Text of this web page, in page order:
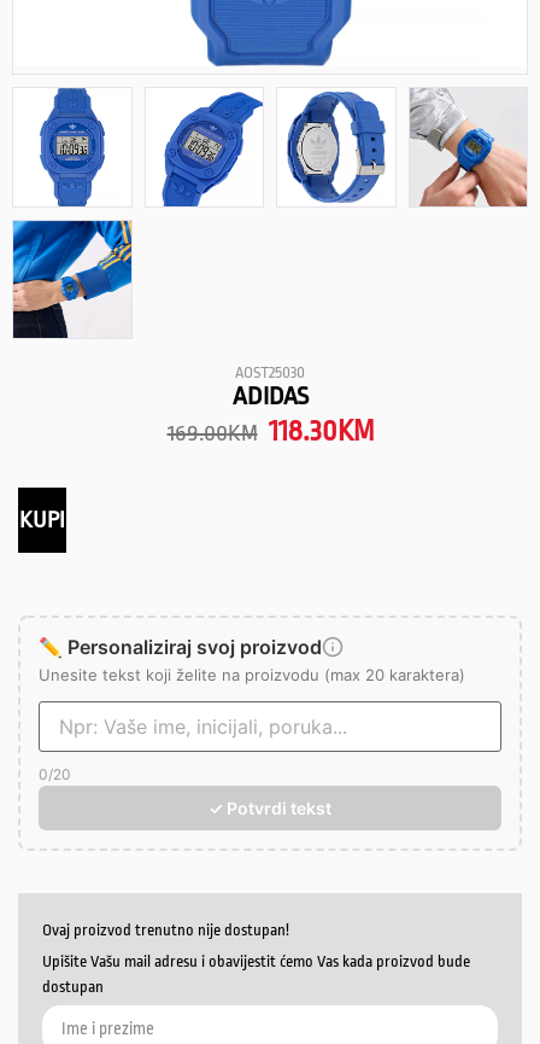
AOST25030
ADIDAS
169.00KM 118.30 KM
KUPI
✏️ Personaliziraj svoj proizvod
Unesite tekst koji želite na proizvodu (max 20 karaktera)
0/20
✓ Potvrdi tekst
Ovaj proizvod trenutno nije dostupan!
Upišite Vašu mail adresu i obavijestit ćemo Vas kada proizvod bude
dostupan